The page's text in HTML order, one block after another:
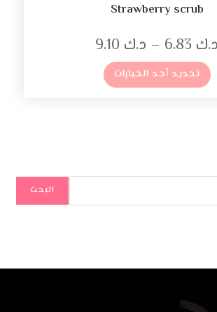
Strawberry scrub
د.ك – د.ك
تحديد أحد الخيارات
البحث